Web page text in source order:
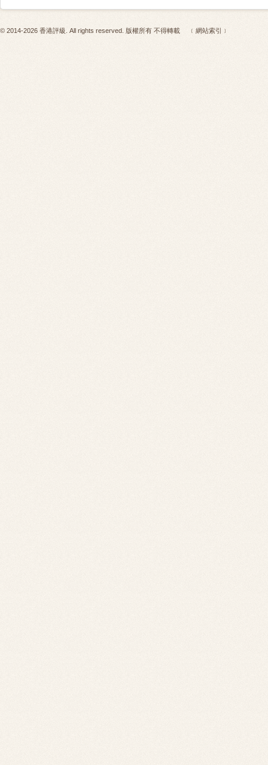
© 2014-2026 香港評級. All rights reserved. 版權所有 不得轉載 ﹝網站索引﹞